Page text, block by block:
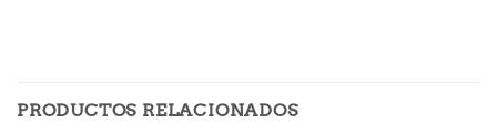
PRODUCTOS RELACIONADOS